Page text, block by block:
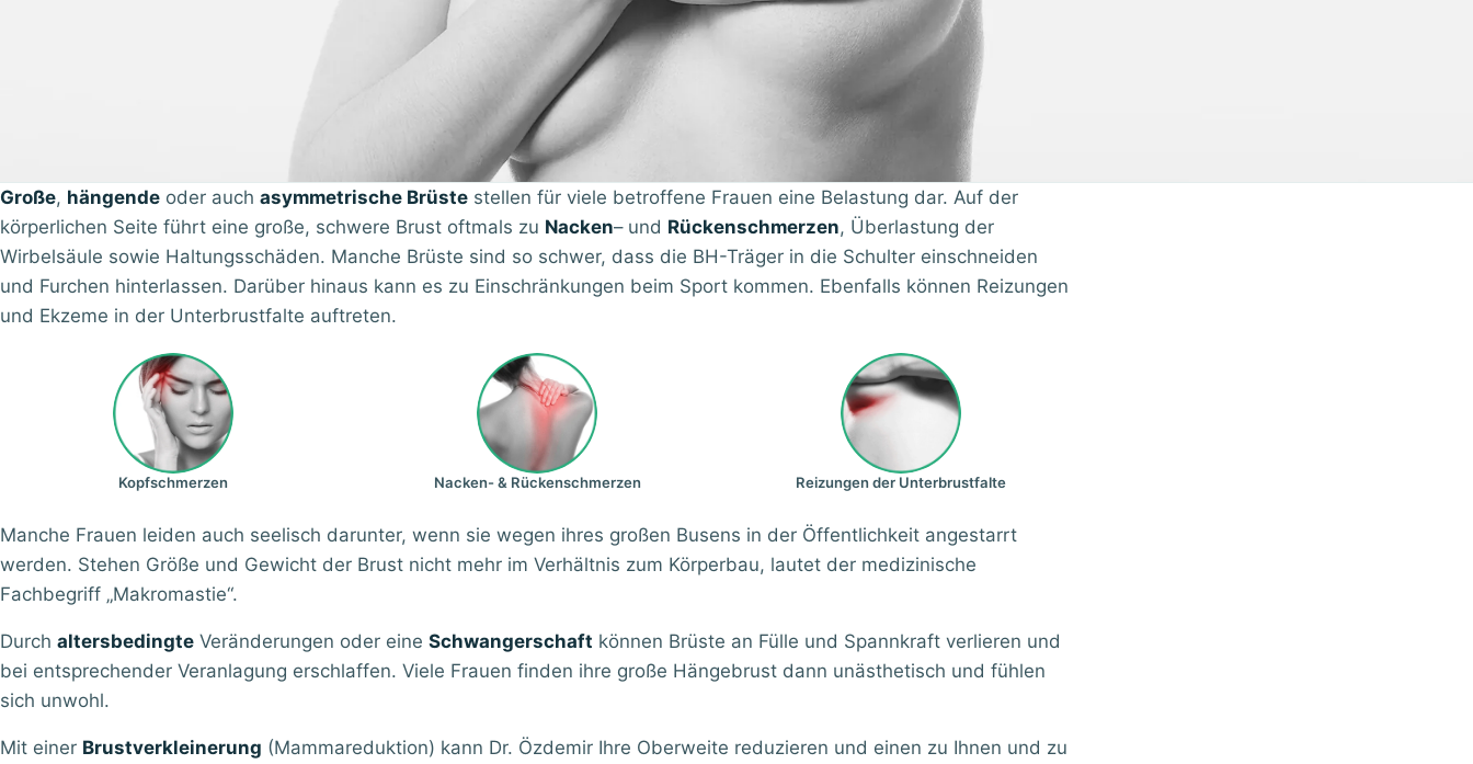
Große, hängende oder auch asymmetrische Brüste stellen für viele betroffene Frauen eine Belastung dar. Auf der
körperlichen Seite führt eine große, schwere Brust oftmals zu Nacken– und Rückenschmerzen, Überlastung der
Wirbelsäule sowie Haltungsschäden. Manche Brüste sind so schwer, dass die BH-Träger in die Schulter einschneiden
und Furchen hinterlassen. Darüber hinaus kann es zu Einschränkungen beim Sport kommen. Ebenfalls können Reizungen
und Ekzeme in der Unterbrustfalte auftreten.
Kopfschmerzen Nacken- & Rückenschmerzen Reizungen der Unterbrustfalte
Manche Frauen leiden auch seelisch darunter, wenn sie wegen ihres großen Busens in der Öffentlichkeit angestarrt
werden. Stehen Größe und Gewicht der Brust nicht mehr im Verhältnis zum Körperbau, lautet der medizinische
Fachbegriff „Makromastie“.
Durch altersbedingte Veränderungen oder eine Schwangerschaft können Brüste an Fülle und Spannkraft verlieren und
bei entsprechender Veranlagung erschlaffen. Viele Frauen finden ihre große Hängebrust dann unästhetisch und fühlen
sich unwohl.
Mit einer Brustverkleinerung (Mammareduktion) kann Dr. Özdemir Ihre Oberweite reduzieren und einen zu Ihnen und zu